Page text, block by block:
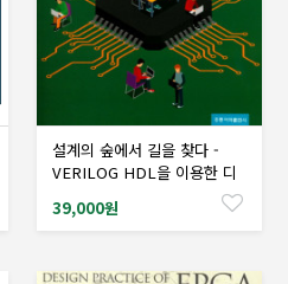
샘플도서신청
설계의 숲에서 길을 찾다 -
VERILOG HDL을 이용한 디
39,000원